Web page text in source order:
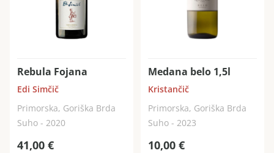
Rebula Fojana
Edi Simčič
Primorska, Goriška Brda
Suho - 2020
41,00 €
Medana belo 1,5l
Kristančič
Primorska, Goriška Brda
Suho - 2023
10,00 €